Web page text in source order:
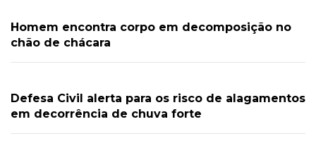
Homem encontra corpo em decomposição no
chão de chácara
Defesa Civil alerta para os risco de alagamentos
em decorrência de chuva forte